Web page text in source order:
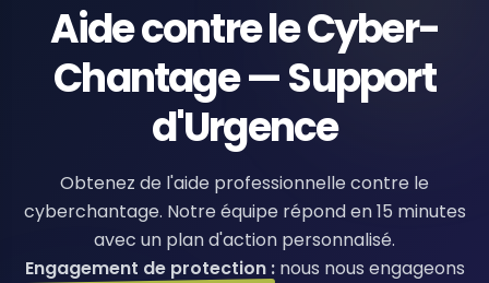
Aide contre le Cyber-
Chantage — Support
d'Urgence
Obtenez de l'aide professionnelle contre le
cyberchantage. Notre équipe répond en 15 minutes
avec un plan d'action personnalisé.
Engagement de protection :nous nous engageons